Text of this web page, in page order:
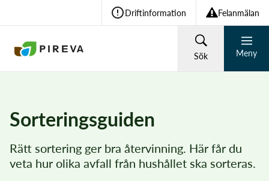
Driftinformation Felanmälan
Sök Meny
Vad söker du?
Sorteringsguiden
Rätt sortering ger bra återvinning. Här får du
veta hur olika avfall från hushållet ska sorteras.